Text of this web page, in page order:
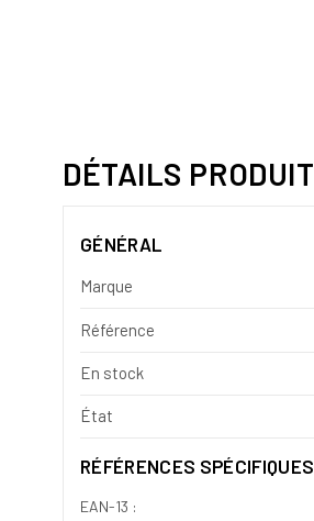
DÉTAILS PRODUIT
GÉNÉRAL
Marque
Référence
En stock
État
RÉFÉRENCES SPÉCIFIQUES
EAN-13 :